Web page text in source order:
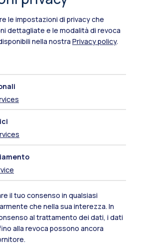
le impostazioni di privacy che
dettagliate e le modalità di revoca
nella nostra Privacy policy.
il tuo consenso in qualsiasi
che nella sua interezza. In
al trattamento dei dati, i dati
alla revoca possono ancora